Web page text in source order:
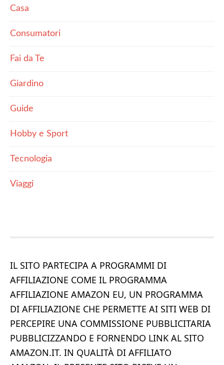
Casa
Consumatori
Fai da Te
Giardino
Guide
Hobby e Sport
Tecnologia
Viaggi
IL SITO PARTECIPA A PROGRAMMI DI
AFFILIAZIONE COME IL PROGRAMMA
AFFILIAZIONE AMAZON EU, UN PROGRAMMA
DI AFFILIAZIONE CHE PERMETTE AI SITI WEB DI
PERCEPIRE UNA COMMISSIONE PUBBLICITARIA
PUBBLICIZZANDO E FORNENDO LINK AL SITO
AMAZON.IT. IN QUALITÀ DI AFFILIATO